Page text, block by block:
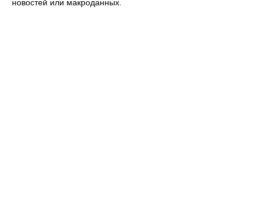
новостей или макроданных.